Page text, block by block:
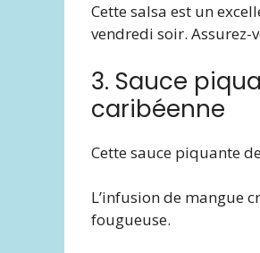
Cette salsa est un
vendredi soir. Assurez-
3. Sauce
caribéenne
Cette sauce piquante
L’infusion de mangue
fougueuse.